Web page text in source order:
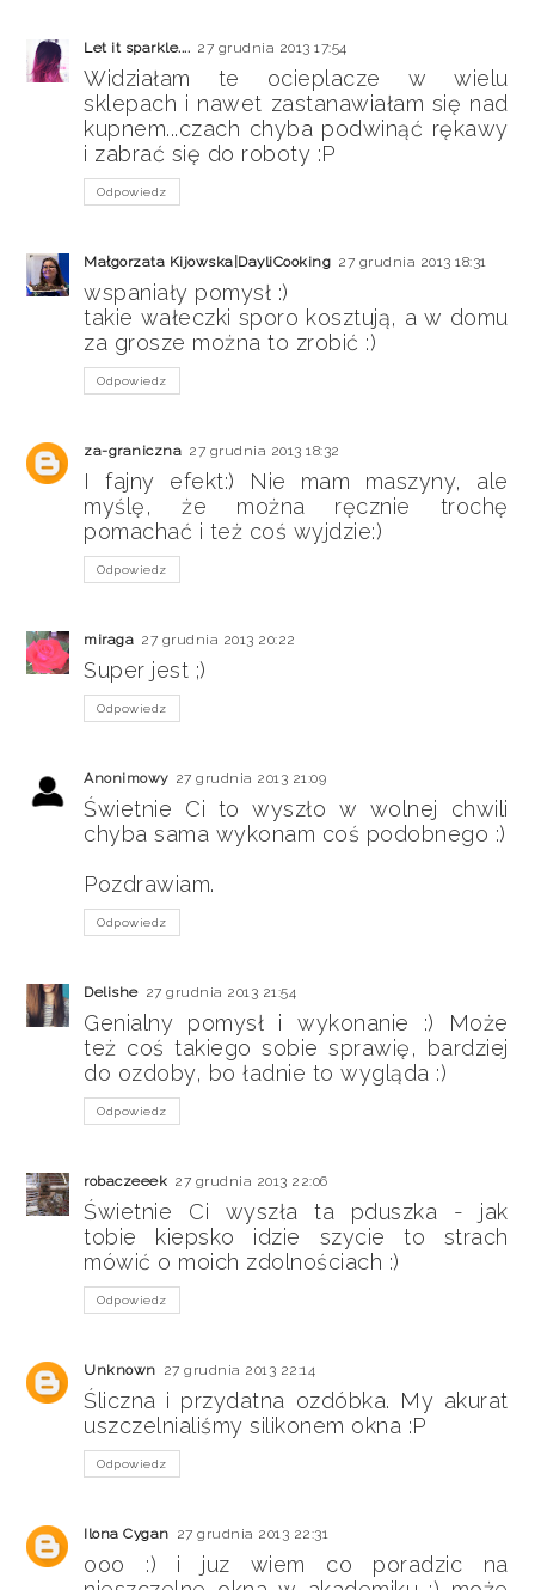
Let it sparkle.... 27 grudnia 2013 17:54
Widziałam te ocieplacze w wielu
sklepach i nawet zastanawiałam się nad
kupnem...czach chyba podwinąć rękawy
i zabrać się do roboty :P
Odpowiedz
Małgorzata Kijowska|DayliCooking 27 grudnia 2013 18:31
wspaniały pomysł :)
takie wałeczki sporo kosztują, a w domu
za grosze można to zrobić :)
Odpowiedz
za-graniczna 27 grudnia 2013 18:32
I fajny efekt:) Nie mam maszyny, ale
myślę, że można ręcznie trochę
pomachać i też coś wyjdzie:)
Odpowiedz
miraga 27 grudnia 2013 20:22
Super jest ;)
Odpowiedz
Anonimowy 27 grudnia 2013 21:09
Świetnie Ci to wyszło w wolnej chwili
chyba sama wykonam coś podobnego :)
Pozdrawiam.
Odpowiedz
Delishe 27 grudnia 2013 21:54
Genialny pomysł i wykonanie :) Może
też coś takiego sobie sprawię, bardziej
do ozdoby, bo ładnie to wygląda :)
Odpowiedz
robaczeeek 27 grudnia 2013 22:06
Świetnie Ci wyszła ta pduszka - jak
tobie kiepsko idzie szycie to strach
mówić o moich zdolnościach :)
Odpowiedz
Unknown 27 grudnia 2013 22:14
Śliczna i przydatna ozdóbka. My akurat
uszczelnialiśmy silikonem okna :P
Odpowiedz
Ilona Cygan 27 grudnia 2013 22:31
ooo :) i juz wiem co poradzic na